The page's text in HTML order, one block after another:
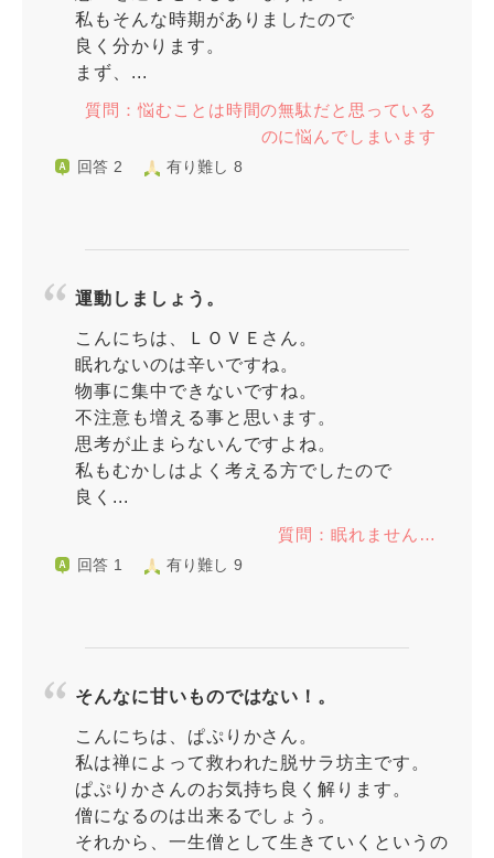
私もそんな時期がありましたので
良く分かります。
まず、...
質問：悩むことは時間の無駄だと思っている
のに悩んでしまいます
回答 2 有り難し 8
運動しましょう。
こんにちは、ＬＯＶＥさん。
眠れないのは辛いですね。
物事に集中できないですね。
不注意も増える事と思います。
思考が止まらないんですよね。
私もむかしはよく考える方でしたので
良く...
質問：眠れません…
回答 1 有り難し 9
そんなに甘いものではない！。
こんにちは、ぱぷりかさん。
私は禅によって救われた脱サラ坊主です。
ぱぷりかさんのお気持ち良く解ります。
僧になるのは出来るでしょう。
それから、一生僧として生きていくというの